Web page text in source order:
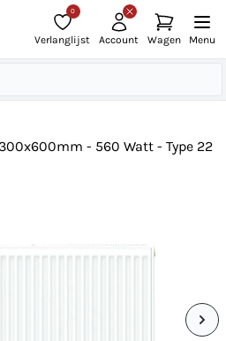
0
Verlanglijst Account Wagen Menu
- 560 Watt - Type 22